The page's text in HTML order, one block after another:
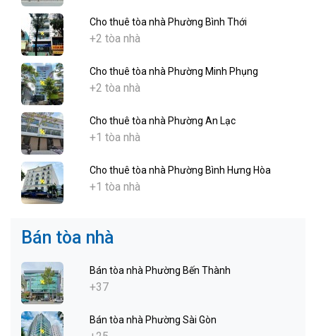
Cho thuê tòa nhà Phường Bình Thới
+2 tòa nhà
Cho thuê tòa nhà Phường Minh Phụng
+2 tòa nhà
Cho thuê tòa nhà Phường An Lạc
+1 tòa nhà
Cho thuê tòa nhà Phường Bình Hưng Hòa
+1 tòa nhà
Bán tòa nhà
Bán tòa nhà Phường Bến Thành
+37
Bán tòa nhà Phường Sài Gòn